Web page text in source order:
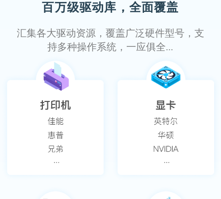
百万级驱动库，全面覆盖
汇集各大驱动资源，覆盖广泛硬件型号，支
持多种操作系统，一应俱全...